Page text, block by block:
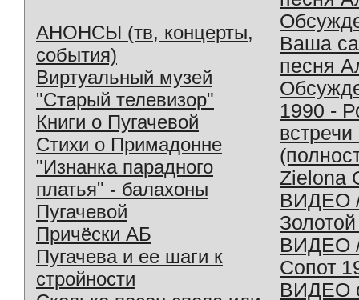
АНОНСЫ (тв, концерты,
события)
Виртуальный музей
"Старый телевизор"
Книги о Пугачевой
Стихи о Примадонне
"Изнанка парадного
платья" - балахоны
Пугачевой
Причёски АБ
Пугачева и ее шаги к
стройности
Ваша
песня
1990 -
Zielona
ВИДЕО
ВИДЕО
Сопот
ВИДЕО